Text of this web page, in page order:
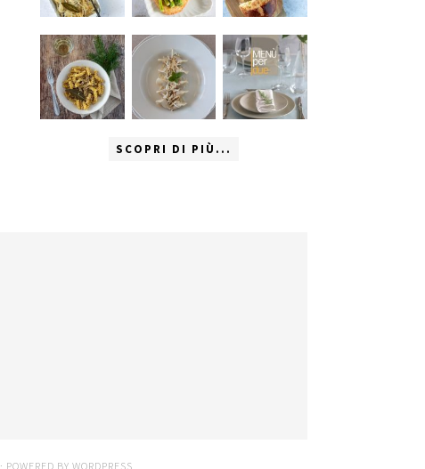
SCOPRI DI PIÙ...
· POWERED BY WORDPRESS